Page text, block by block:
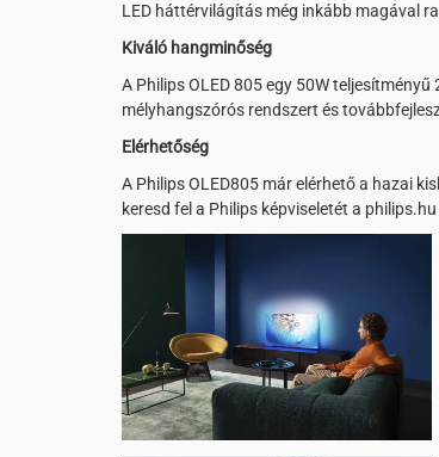
LED háttérvilágítás még inkább magával
Kiváló hangminőség
A Philips OLED 805 egy 50W
mélyhangszórós rendszert és
Elérhetőség
A Philips OLED805 már elérhető a hazai
keresd fel a Philips képviseletét a